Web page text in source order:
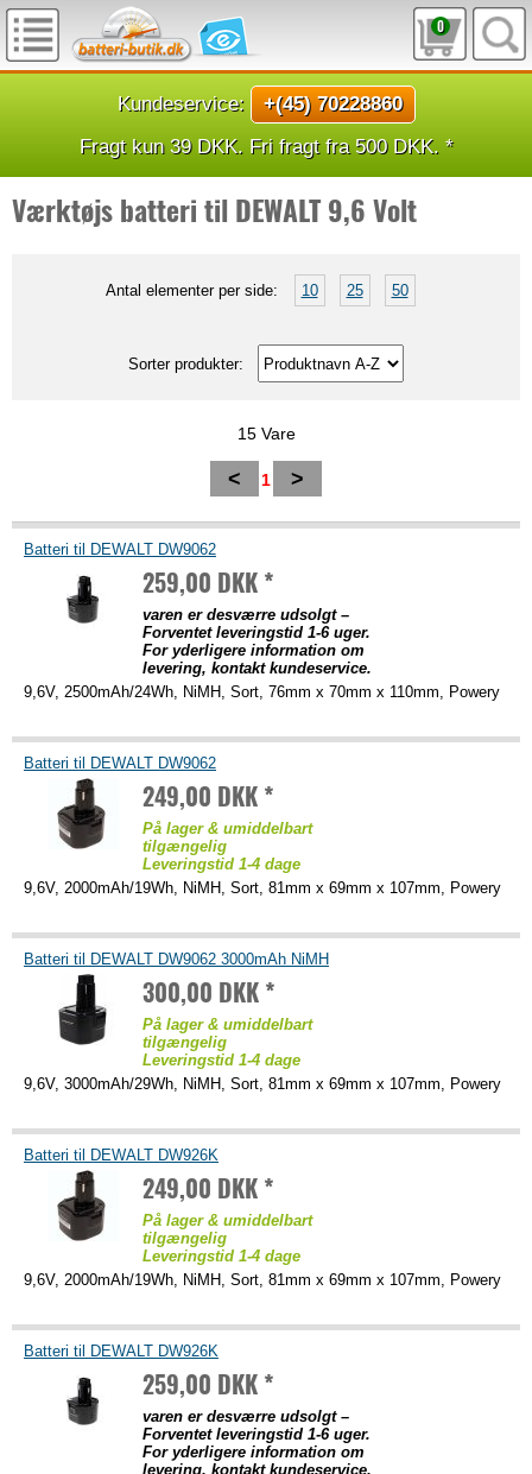
0
Kundeservice:
+(45) 70228860
Fragt kun 39 DKK. Fri fragt fra 500 DKK. *
Værktøjs batteri til DEWALT 9,6 Volt
Antal elementer per side: 10 25 50
Sorter produkter:
15 Vare
< 1 >
Batteri til DEWALT DW9062
259,00 DKK *
varen er desværre udsolgt –
Forventet leveringstid 1-6 uger.
For yderligere information om
levering, kontakt kundeservice.
9,6V, 2500mAh/24Wh, NiMH, Sort, 76mm x 70mm x 110mm, Powery
Batteri til DEWALT DW9062
249,00 DKK *
På lager & umiddelbart
tilgængelig
Leveringstid 1-4 dage
9,6V, 2000mAh/19Wh, NiMH, Sort, 81mm x 69mm x 107mm, Powery
Batteri til DEWALT DW9062 3000mAh NiMH
300,00 DKK *
På lager & umiddelbart
tilgængelig
Leveringstid 1-4 dage
9,6V, 3000mAh/29Wh, NiMH, Sort, 81mm x 69mm x 107mm, Powery
Batteri til DEWALT DW926K
249,00 DKK *
På lager & umiddelbart
tilgængelig
Leveringstid 1-4 dage
9,6V, 2000mAh/19Wh, NiMH, Sort, 81mm x 69mm x 107mm, Powery
Batteri til DEWALT DW926K
259,00 DKK *
varen er desværre udsolgt –
Forventet leveringstid 1-6 uger.
For yderligere information om
levering, kontakt kundeservice.